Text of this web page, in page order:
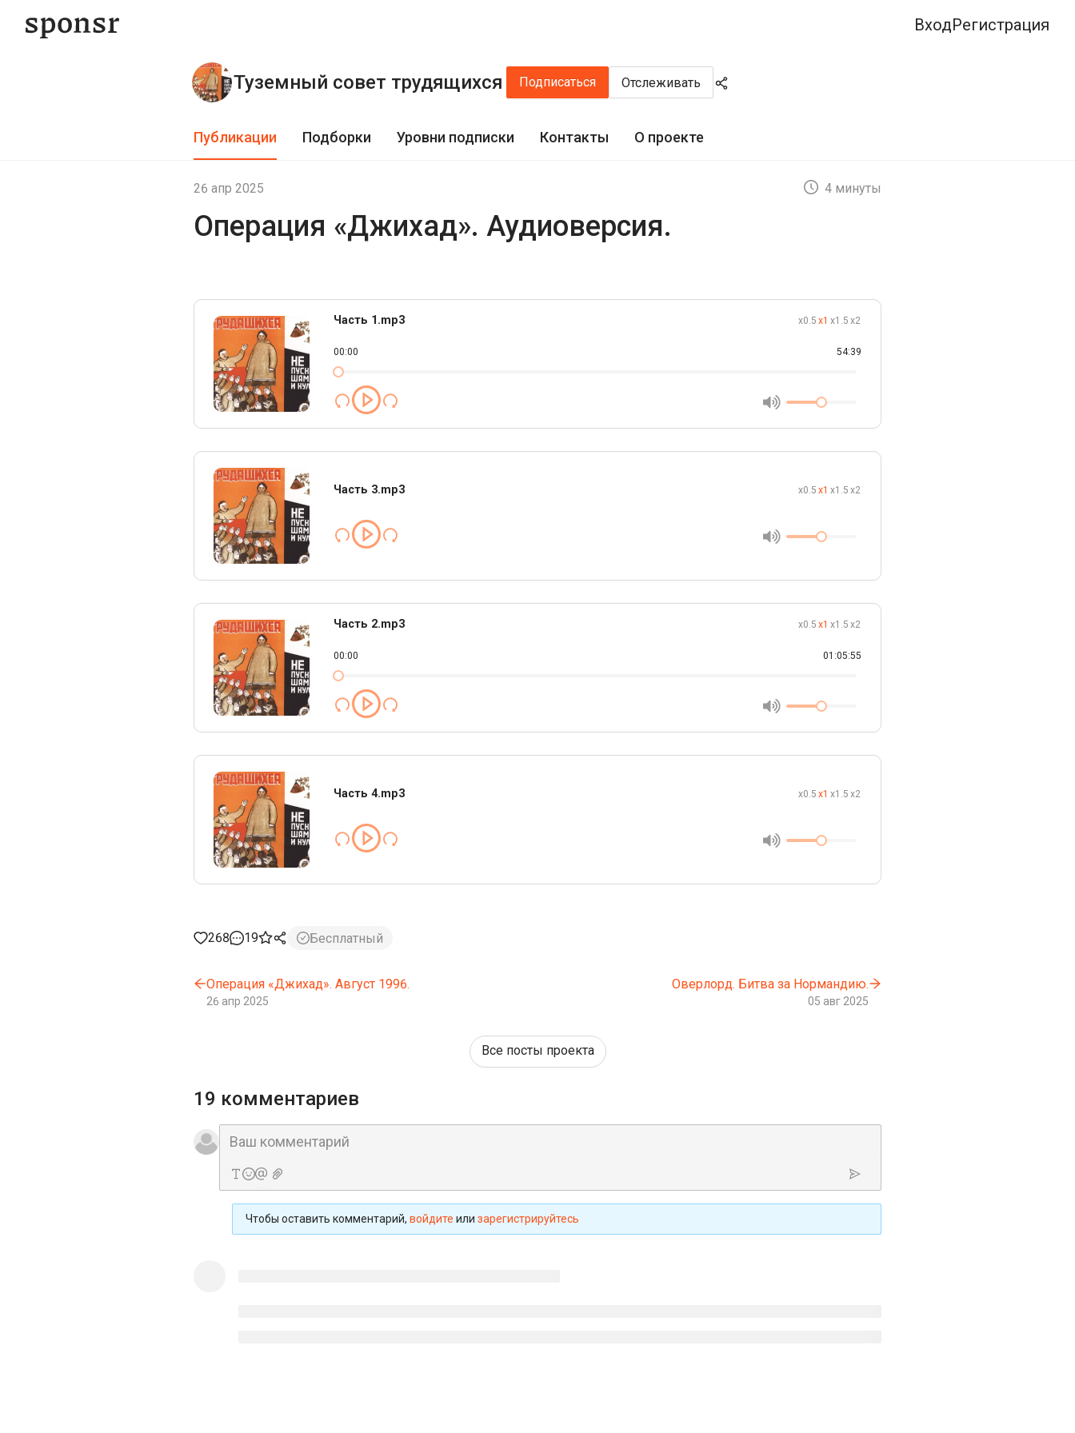
ВходРегистрация
Туземный совет трудящихся Подписаться Отслеживать
Публикации Подборки Уровни подписки Контакты О проекте
26 апр 2025 4 минуты
Операция «Джихад». Аудиоверсия.
Часть 1.mp3 x0.5 x1 x1.5 x2
00:00 54:39
Часть 3.mp3 x0.5 x1 x1.5 x2
Часть 2.mp3 x0.5 x1 x1.5 x2
00:00 01:05:55
Часть 4.mp3 x0.5 x1 x1.5 x2
268 19 Бесплатный
Операция «Джихад». Август 1996.
26 апр 2025
Оверлорд. Битва за Нормандию.
05 авг 2025
Все посты проекта
19 комментариев
Чтобы оставить комментарий, войдите или зарегистрируйтесь